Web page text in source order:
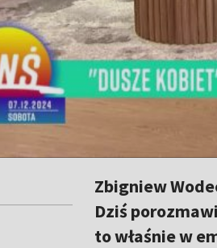
Zbigniew
Dziś
to właśnie w